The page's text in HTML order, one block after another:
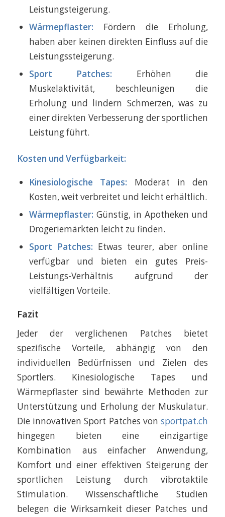
Leistungsteigerung.
Wärmepflaster: Fördern die Erholung,
haben aber keinen direkten Einfluss auf die
Leistungssteigerung.
Sport Patches: Erhöhen die
Muskelaktivität, beschleunigen die
Erholung und lindern Schmerzen, was zu
einer direkten Verbesserung der sportlichen
Leistung führt.
Kosten und Verfügbarkeit:
Kinesiologische Tapes: Moderat in den
Kosten, weit verbreitet und leicht erhältlich.
Wärmepflaster: Günstig, in Apotheken und
Drogeriemärkten leicht zu finden.
Sport Patches: Etwas teurer, aber online
verfügbar und bieten ein gutes Preis-
Leistungs-Verhältnis aufgrund der
vielfältigen Vorteile.
Fazit
Jeder der verglichenen Patches bietet
spezifische Vorteile, abhängig von den
individuellen Bedürfnissen und Zielen des
Sportlers. Kinesiologische Tapes und
Wärmepflaster sind bewährte Methoden zur
Unterstützung und Erholung der Muskulatur.
Die innovativen Sport Patches vonsportpat.ch
hingegen bieten eine einzigartige
Kombination aus einfacher Anwendung,
Komfort und einer effektiven Steigerung der
sportlichen Leistung durch vibrotaktile
Stimulation. Wissenschaftliche Studien
belegen die Wirksamkeit dieser Patches und